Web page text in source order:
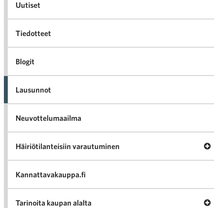
Uutiset
Tiedotteet
Blogit
Lausunnot
Neuvottelumaailma
Häiriötilanteisiin varautuminen
Kannattavakauppa.fi
Tarinoita kaupan alalta